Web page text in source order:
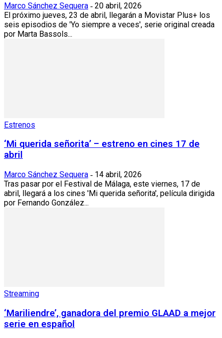
Marco Sánchez Sequera - 20 abril, 2026
El próximo jueves, 23 de abril, llegarán a Movistar Plus+ los
seis episodios de 'Yo siempre a veces', serie original creada
por Marta Bassols...
Estrenos
‘Mi querida señorita’ – estreno en cines 17 de
abril
Marco Sánchez Sequera - 14 abril, 2026
Tras pasar por el Festival de Málaga, este viernes, 17 de
abril, llegará a los cines 'Mi querida señorita', película dirigida
por Fernando González...
Streaming
‘Mariliendre’, ganadora del premio GLAAD a mejor
serie en español